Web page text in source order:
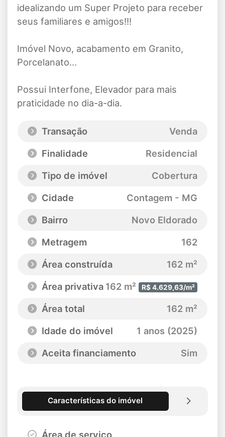
idealizando um Super Projeto para receber
seus familiares e amigos!!!
Imóvel Novo, acabamento em Granito,
Porcelanato...
Possui Interfone, Elevador para mais
praticidade no dia-a-dia.
Transação
Venda
Finalidade
Residencial
Tipo de imóvel
Cobertura
Cidade
Contagem - MG
Bairro
Novo Eldorado
Metragem
162
Área construída
162 m²
Área privativa 162 m² R$ 4.629,63/m²
Área total
162 m²
Idade do imóvel
1 anos (2025)
Aceita financiamento
Sim
Características do imóvel
Área de serviço